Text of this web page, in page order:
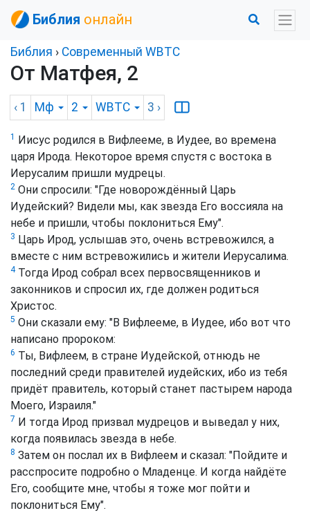
Библия онлайн
Библия › Cовременный WBTC
От Матфея, 2
‹ 1 Мф 2 WBTC 3 ›
1
Иисус родился в Вифлееме, в Иудее, во времена
царя Ирода. Некоторое время спустя с востока в
Иерусалим пришли мудрецы.
2 Они спросили: "Где новорождённый Царь
Иудейский? Видели мы, как звезда Его воссияла на
небе и пришли, чтобы поклониться Ему".
3 Царь Ирод, услышав это, очень встревожился, а
вместе с ним встревожились и жители Иерусалима.
4Тогда Ирод собрал всех первосвященников и
законников и спросил их, где должен родиться
Христос.
5 Они сказали ему: "В Вифлееме, в Иудее, ибо вот что
написано пророком:
6 Ты, Вифлеем, в стране Иудейской, отнюдь не
последний среди правителей иудейских, ибо из тебя
придёт правитель, который станет пастырем народа
Моего, Израиля."
7 И тогда Ирод призвал мудрецов и выведал у них,
когда появилась звезда в небе.
8 Затем он послал их в Вифлеем и сказал: "Пойдите и
расспросите подробно о Младенце. И когда найдёте
Его, сообщите мне, чтобы я тоже мог пойти и
поклониться Ему".